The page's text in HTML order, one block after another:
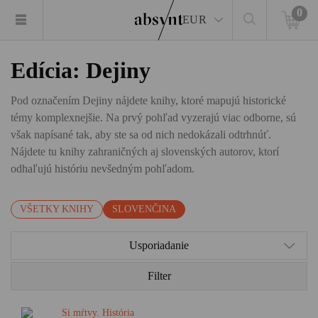
EUR
0
Edícia: Dejiny
Pod označením Dejiny nájdete knihy, ktoré mapujú historické
témy komplexnejšie. Na prvý pohľad vyzerajú viac odborne, sú
však napísané tak, aby ste sa od nich nedokázali odtrhnúť.
Nájdete tu knihy zahraničných aj slovenských autorov, ktorí
odhaľujú históriu nevšedným pohľadom.
VŠETKY KNIHY SLOVENČINA
Usporiadanie
Filter